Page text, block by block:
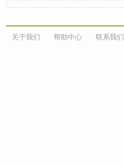
关于我们 帮助中心 联系我们